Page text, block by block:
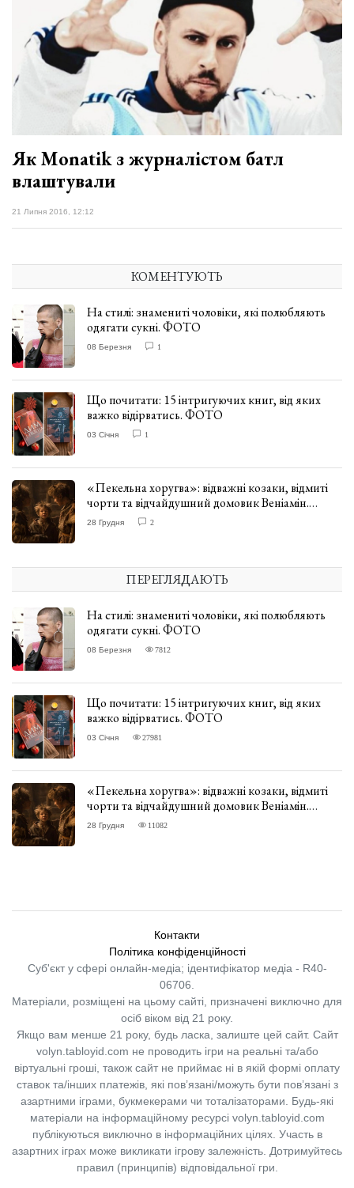
Як Мonatik з журналістом батл
влаштували
21 Липня 2016, 12:12
КОМЕНТУЮТЬ
На стилі: знамениті чоловіки, які полюбляють
одягати сукні. ФОТО
08 Березня 1
Що почитати: 15 інтригуючих книг, від яких
важко відірватись. ФОТО
03 Січня 1
«Пекельна хоругва»: відважні козаки, відмиті
чорти та відчайдушний домовик Веніамін.
ВІДГУК
28 Грудня 2
ПЕРЕГЛЯДАЮТЬ
На стилі: знамениті чоловіки, які полюбляють
одягати сукні. ФОТО
08 Березня 7812
Що почитати: 15 інтригуючих книг, від яких
важко відірватись. ФОТО
03 Січня 27981
«Пекельна хоругва»: відважні козаки, відмиті
чорти та відчайдушний домовик Веніамін.
ВІДГУК
28 Грудня 11082
Контакти
Політика конфіденційності
Суб'єкт у сфері онлайн-медіа; ідентифікатор медіа - R40-
06706.
Матеріали, розміщені на цьому сайті, призначені виключно для
осіб віком від 21 року.
Якщо вам менше 21 року, будь ласка, залиште цей сайт. Сайт
volyn.tabloyid.com не проводить ігри на реальні та/або
віртуальні гроші, також сайт не приймає ні в якій формі оплату
ставок та/інших платежів, які пов’язані/можуть бути пов’язані з
азартними іграми, букмекерами чи тоталізаторами. Будь-які
матеріали на інформаційному ресурсі volyn.tabloyid.com
публікуються виключно в інформаційних цілях. Участь в
азартних іграх може викликати ігрову залежність. Дотримуйтесь
правил (принципів) відповідальної гри.